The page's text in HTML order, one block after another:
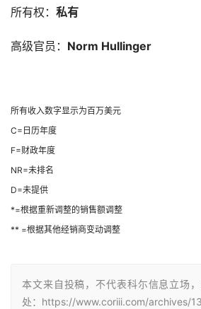
所有权： 私有
高级官员： Norm Hullinger
所有收入数字显示为百万美元
C=日历年度
F=财政年度
NR=未排名
D=未提供
*=根据重新调整的销售额调整
** =根据其他经销商变动调整
本文来自投稿，不代表科尓信息立场
处：https://www.coriii.com/archives/